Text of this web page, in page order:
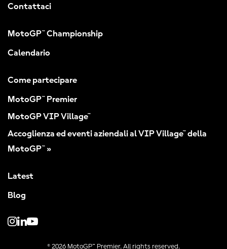
Contattaci
MotoGP™ Championship
Calendario
Come partecipare
MotoGP™ Premier
MotoGP VIP Village™
Accoglienza ed eventi aziendali al VIP Village™ della
MotoGP™ »
Latest
Blog
© 2026 MotoGP™ Premier. All rights reserved.